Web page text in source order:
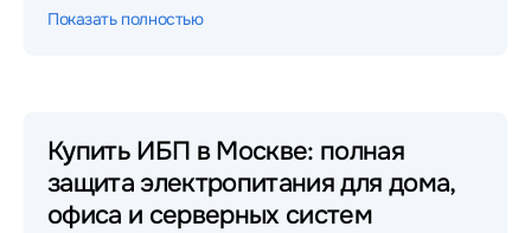
Источники бесперебойного питания (ИБП - UPS)
Powercom
Показать полностью
Купить ИБП в Москве: полная
защита электропитания для дома,
офиса и серверных систем